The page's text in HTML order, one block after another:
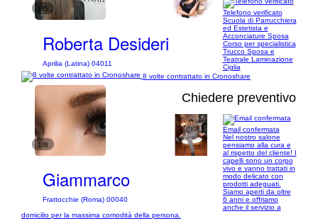
1/5
Roberta Desideri
Aprilia (Latina) 04011
Telefono verificato
Scuola di Parrucchiera
ed Estetista e
Acconciature Sposa
Corso per specialistica
Trucco Sposa e
Teatrale Laminazione
Ciglia
8 volte contrattato in Cronoshare
1/8
Chiedere preventivo
Giammarco
Frattocchie (Roma) 00040
Email confermata
Nel nostro salone
pensiamo alla cura e
al rispetto del cliente! I
capelli sono un corpo
vivo e vanno trattati in
modo delicato con
prodotti adeguati.
Siamo aperti da oltre
6 anni e offriamo
anche il servizio a
domicilio per la massima comodità della persona.